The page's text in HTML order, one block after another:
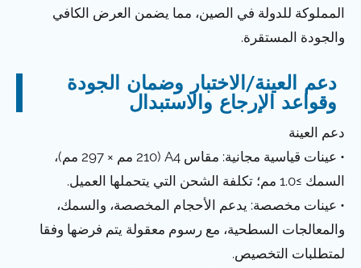
المملوكة للدولة في الصين، مما يضمن العرض الكافي
والجودة المستقرة.
دعم العينة/الاختبار وضمان الجودة
وقواعد الإرجاع والاستبدال
دعم العينة
• عينات قياسية مجانية: مقاس A4 (210 مم × 297 مم)،
السمك ≥1.0 مم؛ تكلفة الشحن التي يتحملها العميل.
• عينات مخصصة: يدعم الأحجام المخصصة، والسمك،
والمعالجات السطحية، مع رسوم معقولة يتم فرضها وفقا
لمتطلبات التخصيص.